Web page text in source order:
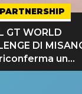
GT WORLD
DI
un
SUCCESSO!